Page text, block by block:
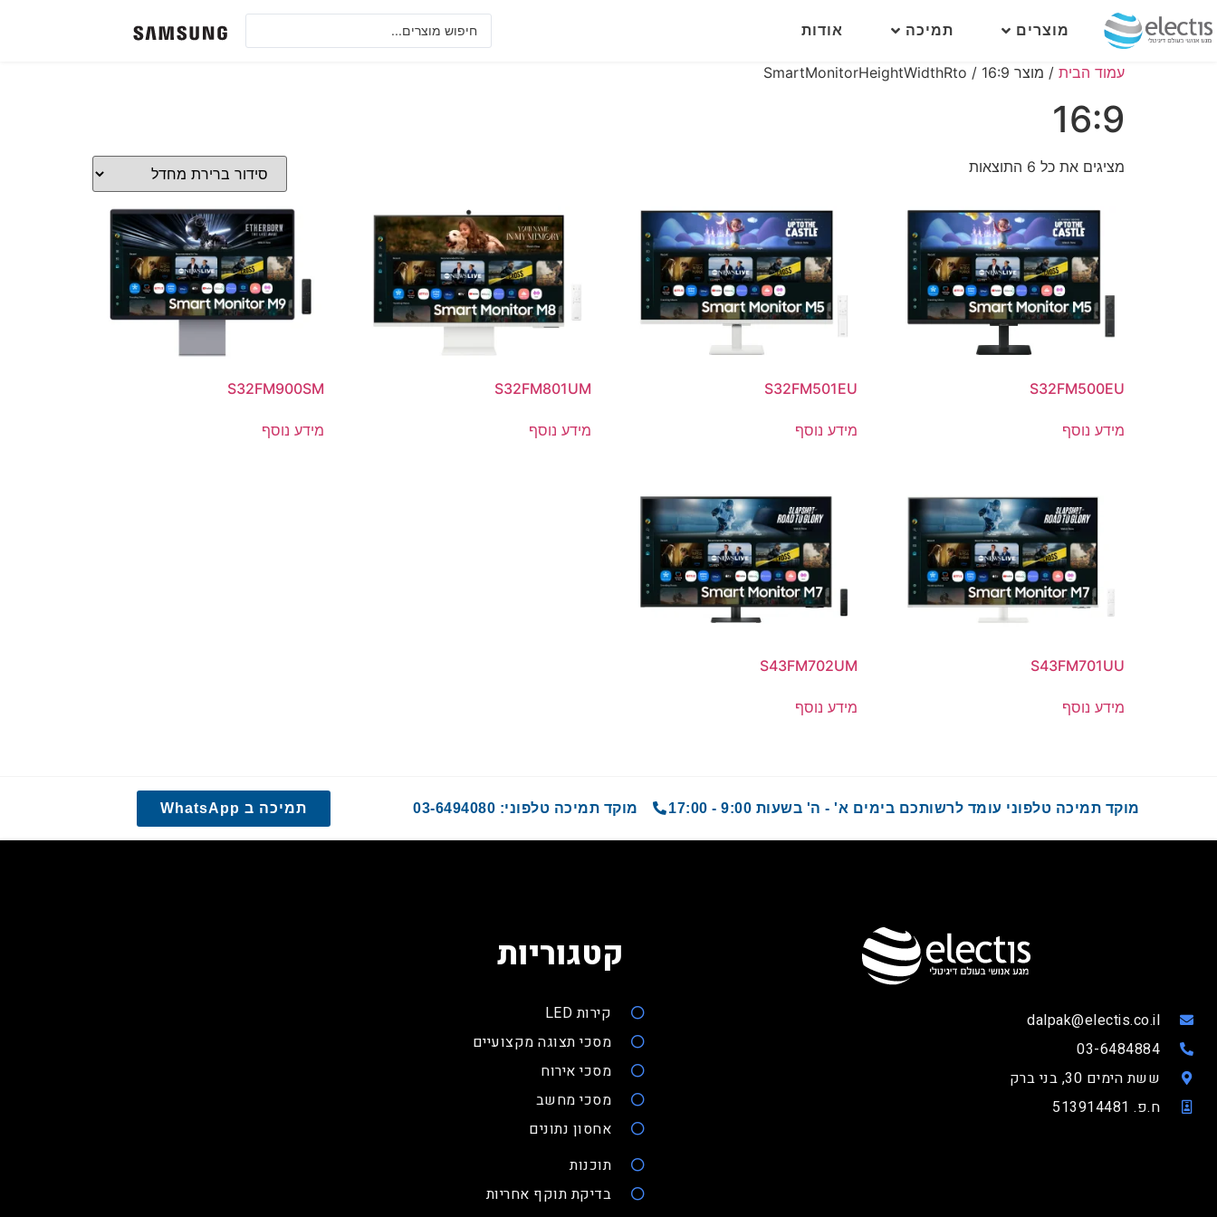
מוצרים תמיכה אודות
עמוד הבית / מוצר SmartMonitorHeightWidthRto / 16:9
16:9
מציגים את כל ⁦6⁩ התוצאות
S32FM500EU
מידע נוסף
S32FM501EU
מידע נוסף
S32FM801UM
מידע נוסף
S32FM900SM
מידע נוסף
S43FM701UU
מידע נוסף
S43FM702UM
מידע נוסף
מוקד תמיכה טלפוני עומד לרשותכם בימים א' - ה' בשעות 9:00 - 17:00 מוקד תמיכה טלפוני: 03-6494080 תמיכה ב WhatsApp
dalpak@electis.co.il
03-6484884
ששת הימים 30, בני ברק
ח.פ. 513914481
קטגוריות
קירות LED
מסכי תצוגה מקצועיים
מסכי אירוח
מסכי מחשב
אחסון נתונים
תוכנות
בדיקת תוקף אחריות